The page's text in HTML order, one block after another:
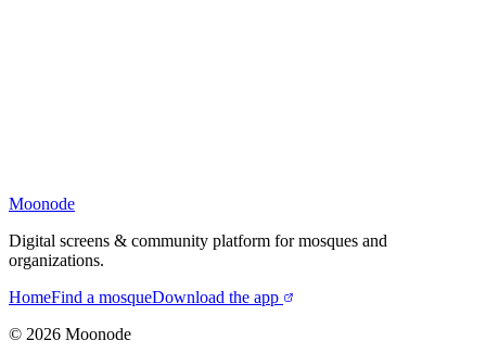
Moonode
Digital screens & community platform for mosques and
organizations.
HomeFind a mosqueDownload the app
© 2026 Moonode